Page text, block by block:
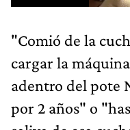
"Comió de la
cargar la
adentro del pote
por 2 años" o